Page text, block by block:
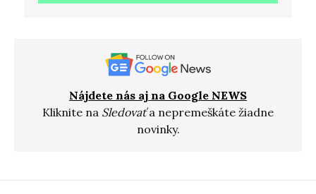
Nájdete nás aj na Google NEWS
Kliknite na Sledovaťa nepremeškáte žiadne
novinky.